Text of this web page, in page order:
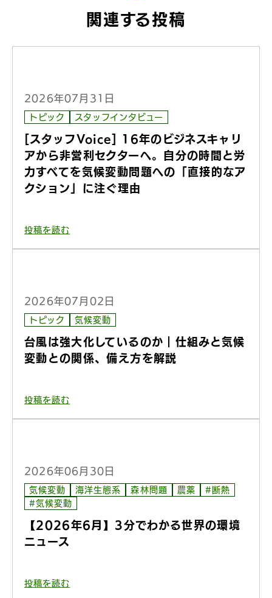
関連する投稿
2026年07月31日
トピック スタッフインタビュー
[スタッフVoice] 16年のビジネスキャリ
アから非営利セクターへ。自分の時間と労
力すべてを気候変動問題への「直接的なア
クション」に注ぐ理由
投稿を読む
2026年07月02日
トピック 気候変動
台風は強大化しているのか｜仕組みと気候
変動との関係、備え方を解説
投稿を読む
2026年06月30日
気候変動 海洋生態系 森林問題 農薬
#断熱
#気候変動
【2026年6月】3分でわかる世界の環境
ニュース
投稿を読む